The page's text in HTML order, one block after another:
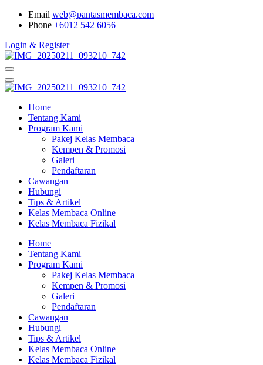
Email web@pantasmembaca.com
Phone +6012 542 6056
Login & Register
Home
Tentang Kami
Program Kami
Pakej Kelas Membaca
Kempen & Promosi
Galeri
Pendaftaran
Cawangan
Hubungi
Tips & Artikel
Kelas Membaca Online
Kelas Membaca Fizikal
Home
Tentang Kami
Program Kami
Pakej Kelas Membaca
Kempen & Promosi
Galeri
Pendaftaran
Cawangan
Hubungi
Tips & Artikel
Kelas Membaca Online
Kelas Membaca Fizikal